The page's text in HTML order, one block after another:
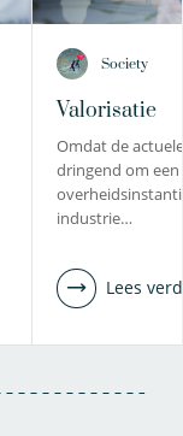
Society
Valorisatie
Omdat de
dringend om
industrie…
Lees